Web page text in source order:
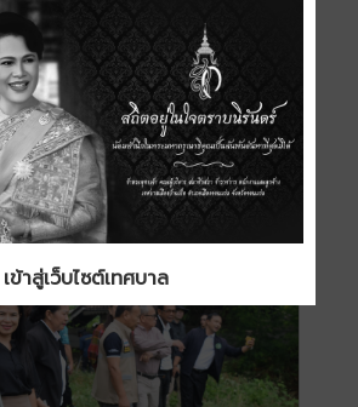
เข้าสู่เว็บไซต์เทศบาล